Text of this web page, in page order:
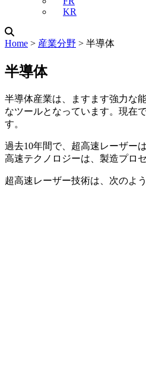
KR
Home ˃ 産業分野 ˃ 半導体
半導体
半導体産業は、ますます強力な
なツールとなっています。現在
す。
過去10年間で、超高速レーザー
高速テクノロジーは、製造プロ
超高速レーザー技術は、次のよ